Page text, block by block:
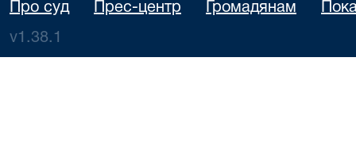
Про суд Прес-центр Громадянам
v1.38.1